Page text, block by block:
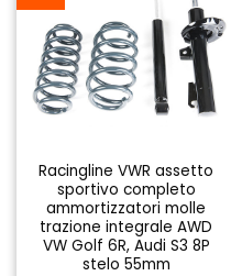
Racingline VWR assetto
sportivo completo
ammortizzatori molle
trazione integrale AWD
VW Golf 6R, Audi S3 8P
stelo 55mm